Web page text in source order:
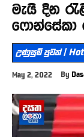
මැයි දින
ෆොන්සේකා
උණුසුම් පුවත් | Hot
May 2, 2022 By